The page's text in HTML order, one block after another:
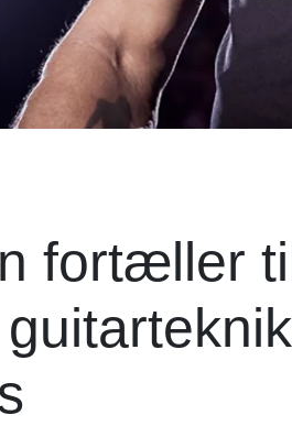
fortæller